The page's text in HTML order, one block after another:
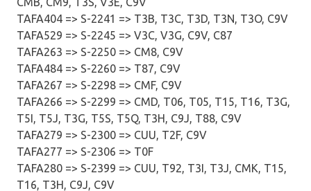
TAFA404 => S-2241 => T3B, T3C, T3D, T3N, T3O, C9V
TAFA529 => S-2245 => V3C, V3G, C9V, C87
TAFA263 => S-2250 => CM8, C9V
TAFA484 => S-2260 => T87, C9V
TAFA267 => S-2298 => CMF, C9V
TAFA266 => S-2299 => CMD, T06, T05, T15, T16, T3G,
T5I, T5J, T3G, T5S, T5Q, T3H, C9J, T88, C9V
TAFA279 => S-2300 => CUU, T2F, C9V
TAFA277 => S-2306 => T0F
TAFA280 => S-2399 => CUU, T92, T3I, T3J, CMK, T15,
T16, T3H, C9J, C9V